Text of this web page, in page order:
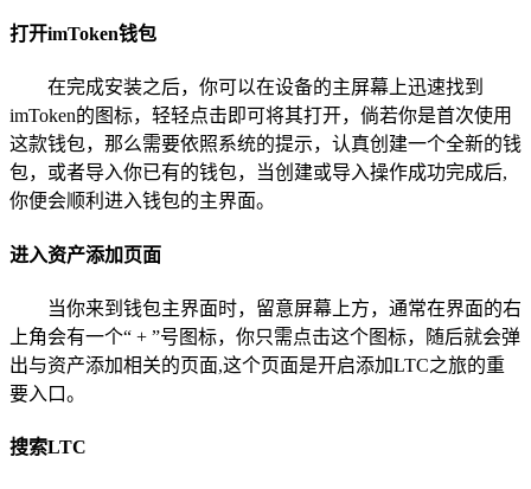
打开imToken钱包
在完成安装之后，你可以在设备的主屏幕上迅速找到
imToken的图标，轻轻点击即可将其打开，倘若你是首次使用
这款钱包，那么需要依照系统的提示，认真创建一个全新的钱
包，或者导入你已有的钱包，当创建或导入操作成功完成后,
你便会顺利进入钱包的主界面。
进入资产添加页面
当你来到钱包主界面时，留意屏幕上方，通常在界面的右
上角会有一个“ + ”号图标，你只需点击这个图标，随后就会弹
出与资产添加相关的页面,这个页面是开启添加LTC之旅的重
要入口。
搜索LTC